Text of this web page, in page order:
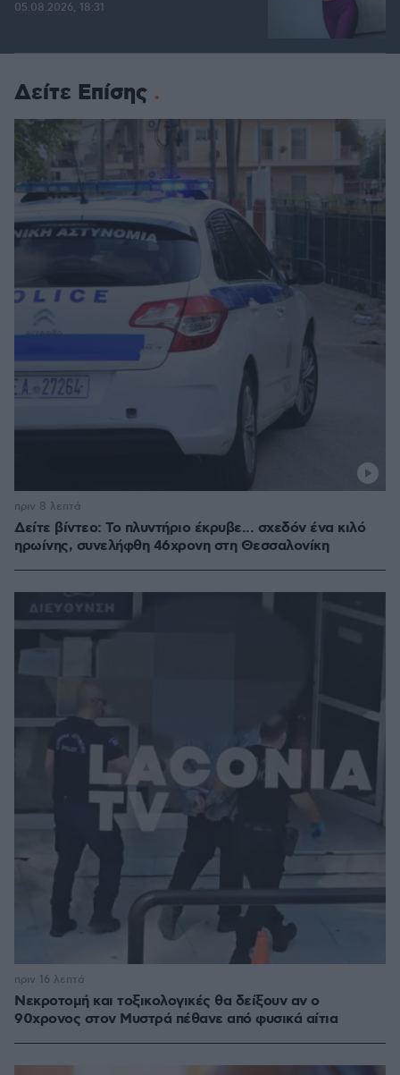
05.08.2026, 18:31
Δείτε Επίσης
Δείτε βίντεο: Το πλυντήριο έκρυβε... σχεδόν ένα κιλό
ηρωίνης, συνελήφθη 46χρονη στη Θεσσαλονίκη
πριν 8 λεπτά
Νεκροτομή και τοξικολογικές θα δείξουν αν ο
90χρονος στον Μυστρά πέθανε από φυσικά αίτια
πριν 16 λεπτά